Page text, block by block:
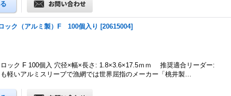
ック（アルミ製）F 100個入り [20615004]
ック F 100個入 穴径×幅×長さ: 1.8×3.6×17.5ｍｍ 推奨適合リーダー:
軽いアルミスリーブで漁網では世界屈指のメーカー「桃井製…